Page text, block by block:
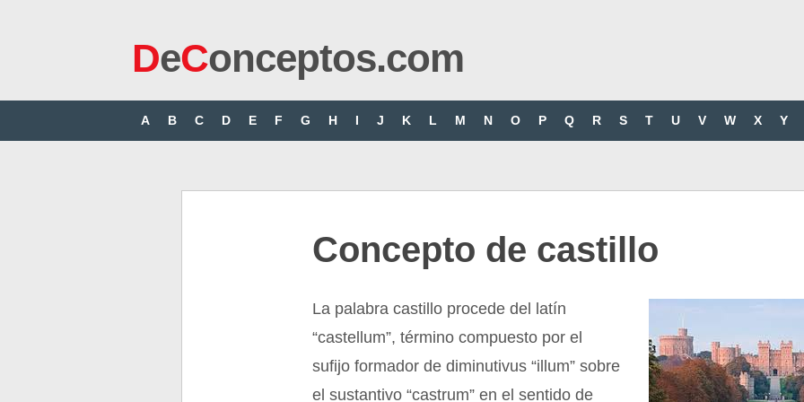
DeConceptos.com
A B C D E F G H I J K L M N O P Q R S T U V W X Y
Concepto de castillo
La palabra castillo procede del latín
“castellum”, término compuesto por el
sufijo formador de diminutivus “illum” sobre
el sustantivo “castrum” en el sentido de